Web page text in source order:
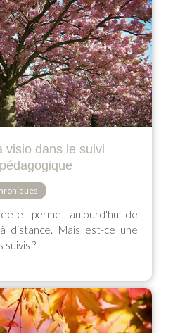
visio dans le suivi
et permet aujourd'hui de
distance. Mais est-ce une
suivis ?